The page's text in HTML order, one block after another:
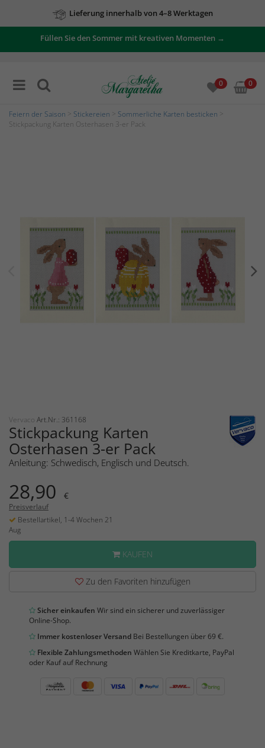
Lieferung innerhalb von 4–8 Werktagen
Füllen Sie den Sommer mit kreativen Momenten →
0 0
Feiern der Saison Stickereien Sommerliche Karten besticken
Stickpackung Karten Osterhasen 3-er Pack
Vervaco Art.Nr.: 361168
Stickpackung Karten
Osterhasen 3-er Pack
Anleitung: Schwedisch, Englisch und Deutsch.
28,90 €
Preisverlauf
Bestellartikel, 1-4 Wochen 21
Aug
KAUFEN
Zu den Favoriten hinzufügen
Sicher einkaufen Wir sind ein sicherer und zuverlässiger
Online-Shop.
Immer kostenloser Versand Bei Bestellungen über 69 €.
Flexible Zahlungsmethoden Wählen Sie Kreditkarte, PayPal
oder Kauf auf Rechnung